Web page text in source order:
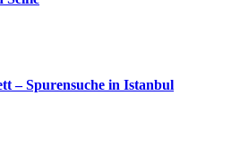
– Spurensuche in Istanbul